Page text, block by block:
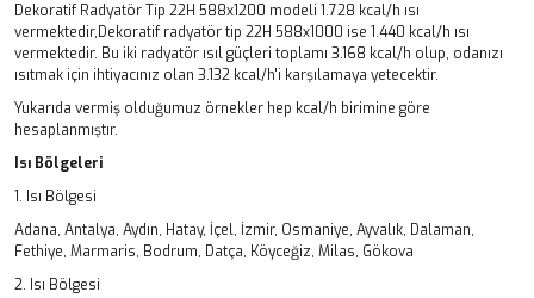
Dekoratif Radyatör Tip 22H 588x1200 modeli 1.728 kcal/h ısı
vermektedir,Dekoratif radyatör tip 22H 588x1000 ise 1.440 kcal/h ısı
vermektedir. Bu iki radyatör ısıl güçleri toplamı 3.168 kcal/h olup, odanızı
ısıtmak için ihtiyacınız olan 3.132 kcal/h'i karşılamaya yetecektir.
Yukarıda vermiş olduğumuz örnekler hep kcal/h birimine göre
hesaplanmıştır.
Isı Bölgeleri
1. Isı Bölgesi
Adana, Antalya, Aydın, Hatay, İçel, İzmir, Osmaniye, Ayvalık, Dalaman,
Fethiye, Marmaris, Bodrum, Datça, Köyceğiz, Milas, Gökova
2. Isı Bölgesi